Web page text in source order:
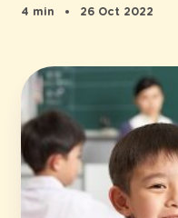
4 min
26 Oct 2022